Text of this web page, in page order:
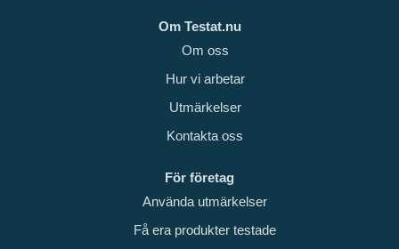
Om Testat.nu
Om oss
Hur vi arbetar
Utmärkelser
Kontakta oss
För företag
Använda utmärkelser
Få era produkter testade